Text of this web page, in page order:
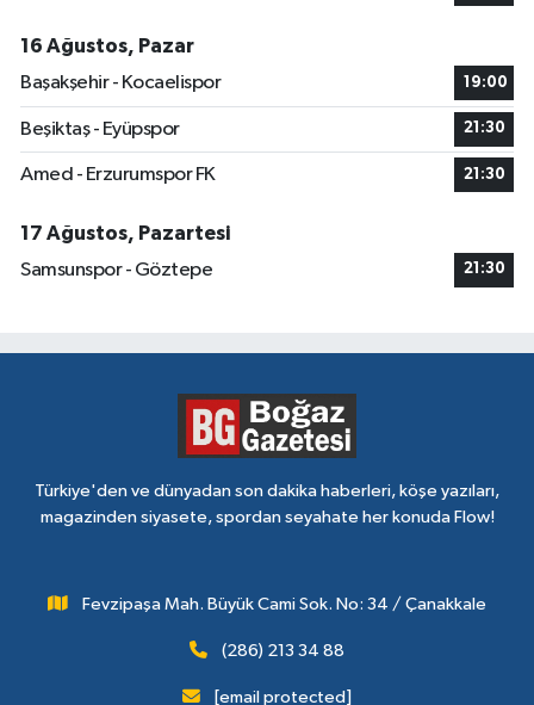
16 Ağustos, Pazar
Başakşehir - Kocaelispor
19:00
Beşiktaş - Eyüpspor 21:30
Amed - Erzurumspor FK 21:30
17 Ağustos, Pazartesi
Samsunspor - Göztepe
21:30
Türkiye'den ve dünyadan son dakika haberleri, köşe yazıları,
magazinden siyasete, spordan seyahate her konuda Flow!
Fevzipaşa Mah. Büyük Cami Sok. No: 34 / Çanakkale
(286) 213 34 88
[email protected]